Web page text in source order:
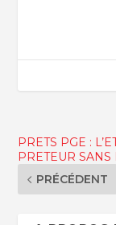
PRETS PGE :
PRETEUR SANS
PRÉCÉDENT